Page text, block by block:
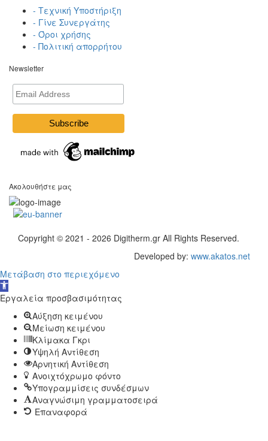
- Τεχνική Υποστήριξη
- Γίνε Συνεργάτης
- Όροι χρήσης
- Πολιτική απορρήτου
Newsletter
Email
Address
Ακολουθήστε μας
fb
insta
Copyright © 2021 - 2026 Digitherm.gr All Rights Reserved.
Developed by: www.akatos.net
Μετάβαση στο περιεχόμενο
Ανοίξτε
τη
γραμμή
εργαλείων
Εργαλεία προσβασιμότητας
Αύξηση κειμένου
Μείωση κειμένου
Κλίμακα Γκρι
Υψηλή Αντίθεση
Αρνητική Αντίθεση
Ανοιχτόχρωμο φόντο
Υπογραμμίσεις συνδέσμων
Αναγνώσιμη γραμματοσειρά
Επαναφορά